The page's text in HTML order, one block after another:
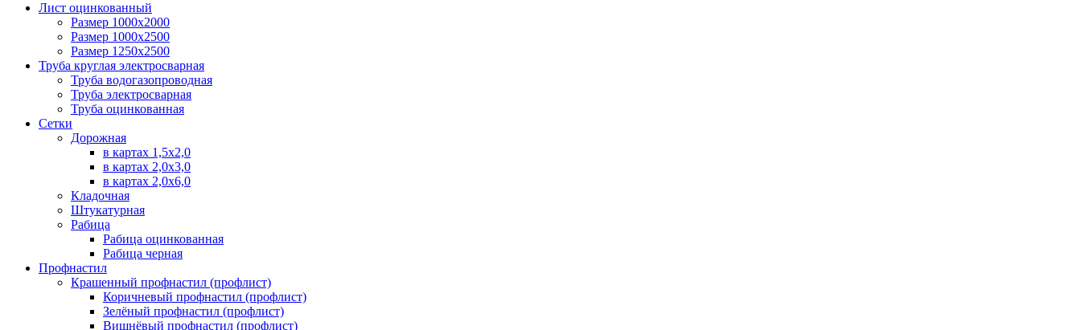
Лист оцинкованный
Размер 1000х2000
Размер 1000х2500
Размер 1250х2500
Труба круглая электросварная
Труба водогазопроводная
Труба электросварная
Труба оцинкованная
Сетки
Дорожная
в картах 1,5х2,0
в картах 2,0х3,0
в картах 2,0х6,0
Кладочная
Штукатурная
Рабица
Рабица оцинкованная
Рабица черная
Профнастил
Крашенный профнастил (профлист)
Коричневый профнастил (профлист)
Зелёный профнастил (профлист)
Вишнёвый профнастил (профлист)